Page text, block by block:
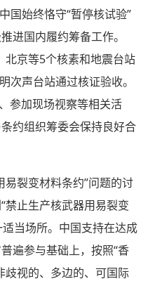
国始终恪守“暂停核试验”
进国内履约筹备工作。
京等5个核素和地震台站
次声台站通过核证验收。
参加现场视察等相关活
约组织筹委会保持良好合
裂变材料条约”问题的讨
禁止生产核武器用易裂变
当场所。中国支持在达成
遍参与基础上，按照“香
歧视的、多边的、可国际